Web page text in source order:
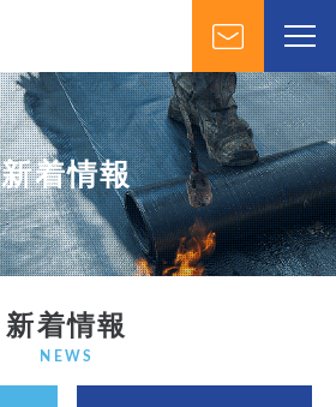
新着情報
新着情報
NEWS